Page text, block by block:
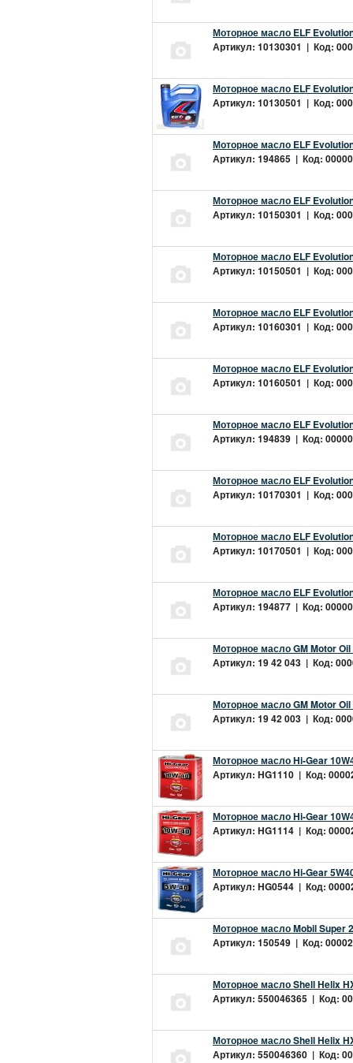
Моторное масло ELF
Артикул: 10130301 | Код:
Моторное масло ELF
Артикул: 10130501 | Код:
Моторное масло ELF
Артикул: 194865 | Код:
Моторное масло ELF
Артикул: 10150301 | Код:
Моторное масло ELF
Артикул: 10150501 | Код:
Моторное масло ELF
Артикул: 10160301 | Код:
Моторное масло ELF
Артикул: 10160501 | Код:
Моторное масло ELF
Артикул: 194839 | Код:
Моторное масло ELF
Артикул: 10170301 | Код:
Моторное масло ELF
Артикул: 10170501 | Код:
Моторное масло ELF
Артикул: 194877 | Код:
Моторное масло GM Motor Oil
Артикул: 19 42 043 | Код:
Моторное масло GM Motor
Артикул: 19 42 003 | Код:
Моторное масло Hi-Gear
Артикул: HG1110 | Код:
Моторное масло Hi-Gear
Артикул: HG1114 | Код:
Моторное масло Hi-Gear
Артикул: HG0544 | Код:
Моторное масло Mobil Super
Артикул: 150549 | Код:
Моторное масло Shell Helix
Артикул: 550046365 | Код:
Моторное масло Shell Helix
Артикул: 550046360 | Код: